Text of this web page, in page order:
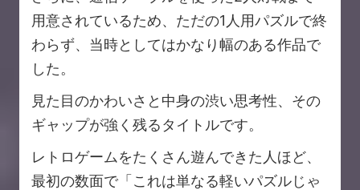
用意されているため、ただの1人用パズルで終
わらず、当時としてはかなり幅のある作品で
した。
見た目のかわいさと中身の渋い思考性、その
ギャップが強く残るタイトルです。
レトロゲームをたくさん遊んできた人ほど、
最初の数面で「これは単なる軽いパズルじゃ